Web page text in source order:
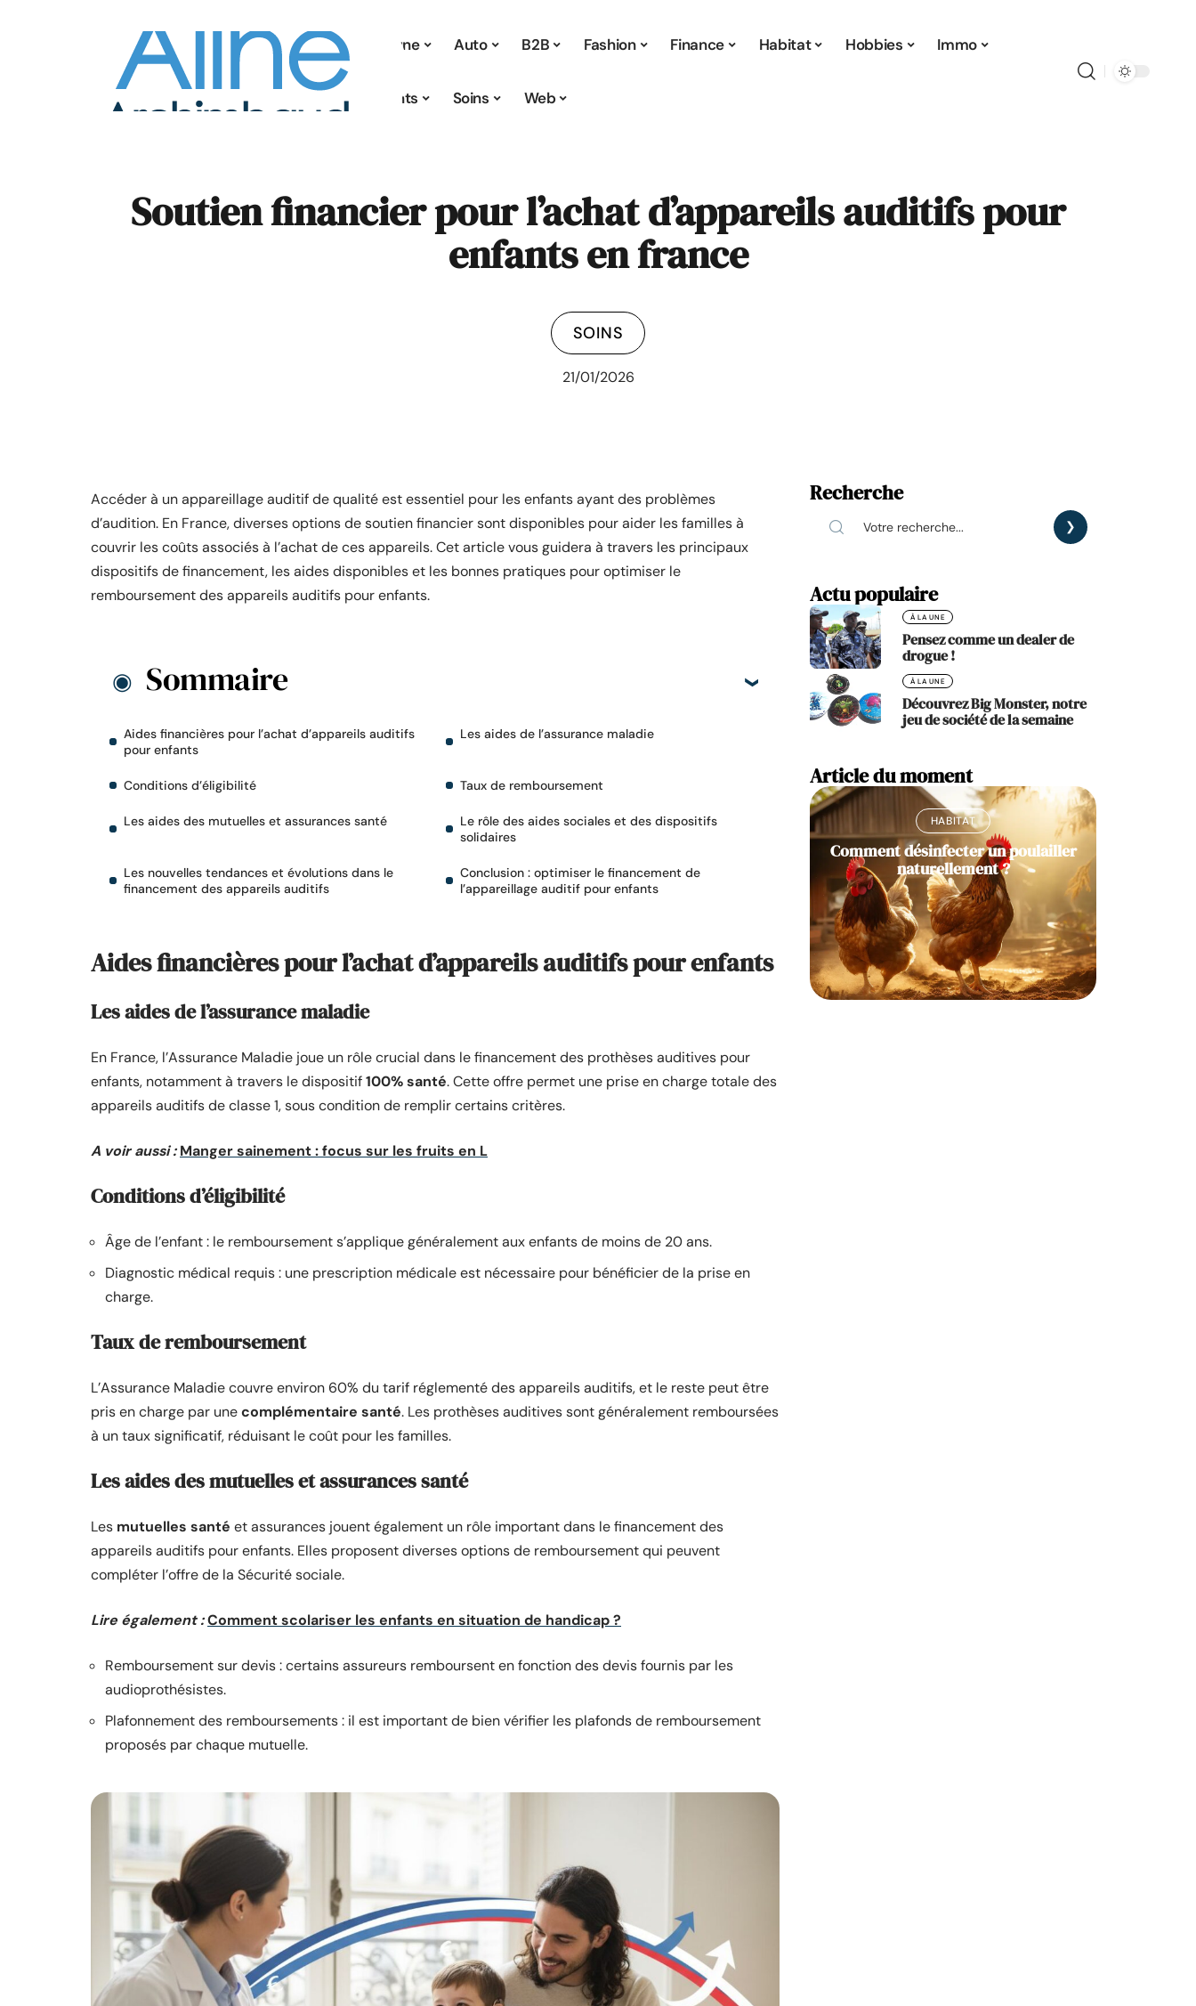
À la une Auto B2B Fashion Finance Habitat Hobbies Immo
Parents Soins Web
Soutien financier pour l’achat d’appareils auditifs pour
enfants en france
SOINS
21/01/2026
Accéder à un appareillage auditif de qualité est essentiel pour les enfants ayant des problèmes
d’audition. En France, diverses options de soutien financier sont disponibles pour aider les familles à
couvrir les coûts associés à l’achat de ces appareils. Cet article vous guidera à travers les principaux
dispositifs de financement, les aides disponibles et les bonnes pratiques pour optimiser le
remboursement des appareils auditifs pour enfants.
Sommaire
Aides financières pour l’achat d’appareils auditifs
pour enfants
Les aides de l’assurance maladie
Conditions d’éligibilité Taux de remboursement
Les aides des mutuelles et assurances santé
Le rôle des aides sociales et des dispositifs
solidaires
Les nouvelles tendances et évolutions dans le
financement des appareils auditifs
Conclusion : optimiser le financement de
l’appareillage auditif pour enfants
Aides financières pour l’achat d’appareils auditifs pour enfants
Les aides de l’assurance maladie
En France, l’Assurance Maladie joue un rôle crucial dans le financement des prothèses auditives pour
enfants, notamment à travers le dispositif100% santé. Cette offre permet une prise en charge totale des
appareils auditifs de classe 1, sous condition de remplir certains critères.
A voir aussi : Manger sainement : focus sur les fruits en L
Conditions d’éligibilité
Âge de l’enfant : le remboursement s’applique généralement aux enfants de moins de 20 ans.
Diagnostic médical requis : une prescription médicale est nécessaire pour bénéficier de la prise en
charge.
Taux de remboursement
L’Assurance Maladie couvre environ 60% du tarif réglementé des appareils auditifs, et le reste peut être
pris en charge par unecomplémentaire santé. Les prothèses auditives sont généralement remboursées
à un taux significatif, réduisant le coût pour les familles.
Les aides des mutuelles et assurances santé
Les mutuelles santé et assurances jouent également un rôle important dans le financement des
appareils auditifs pour enfants. Elles proposent diverses options de remboursement qui peuvent
compléter l’offre de la Sécurité sociale.
Lire également :Comment scolariser les enfants en situation de handicap ?
Remboursement sur devis : certains assureurs remboursent en fonction des devis fournis par les
audioprothésistes.
Plafonnement des remboursements : il est important de bien vérifier les plafonds de remboursement
proposés par chaque mutuelle.
Recherche
Actu populaire
À LA UNE
Pensez comme un dealer de
drogue !
À LA UNE
Découvrez Big Monster, notre
jeu de société de la semaine
Article du moment
HABITAT
Comment désinfecter un poulailler
naturellement ?